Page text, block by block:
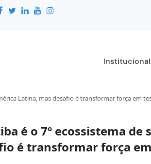
Institucional
Latina, mas desafio é transformar força em
é o 7º ecossistema
é transformar força